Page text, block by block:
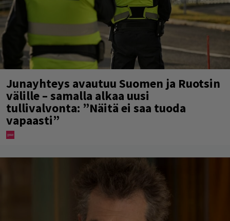
Junayhteys avautuu Suomen ja Ruotsin
välille – samalla alkaa uusi
tullivalvonta: ”Näitä ei saa tuoda
vapaasti”